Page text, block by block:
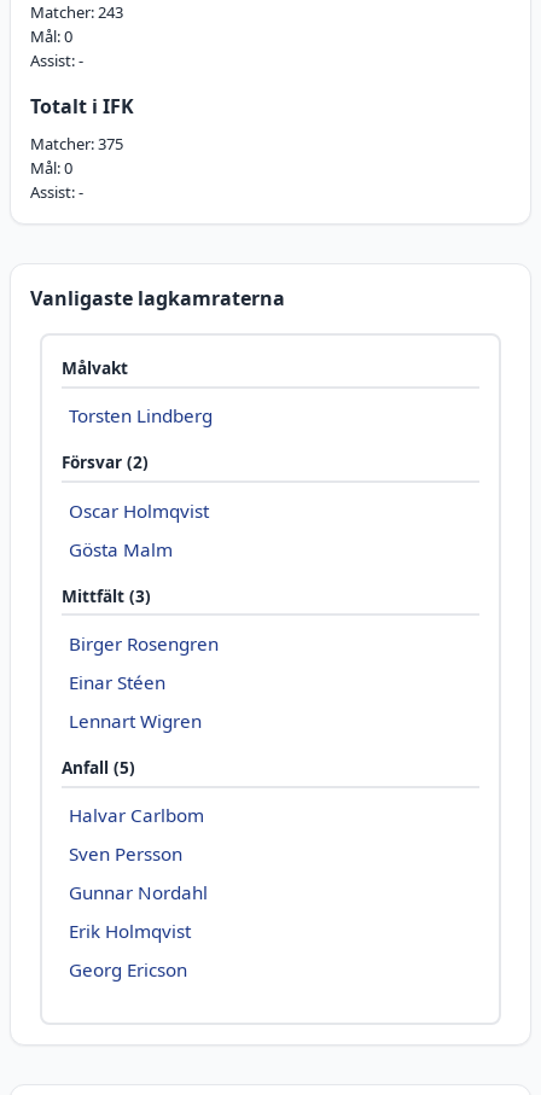
Matcher:243
Mål:0
Assist:-
Totalt i IFK
Matcher:375
Mål:0
Assist:-
Vanligaste lagkamraterna
Målvakt
Torsten Lindberg
Försvar (2)
Oscar Holmqvist
Gösta Malm
Mittfält (3)
Birger Rosengren
Einar Stéen
Lennart Wigren
Anfall (5)
Halvar Carlbom
Sven Persson
Gunnar Nordahl
Erik Holmqvist
Georg Ericson